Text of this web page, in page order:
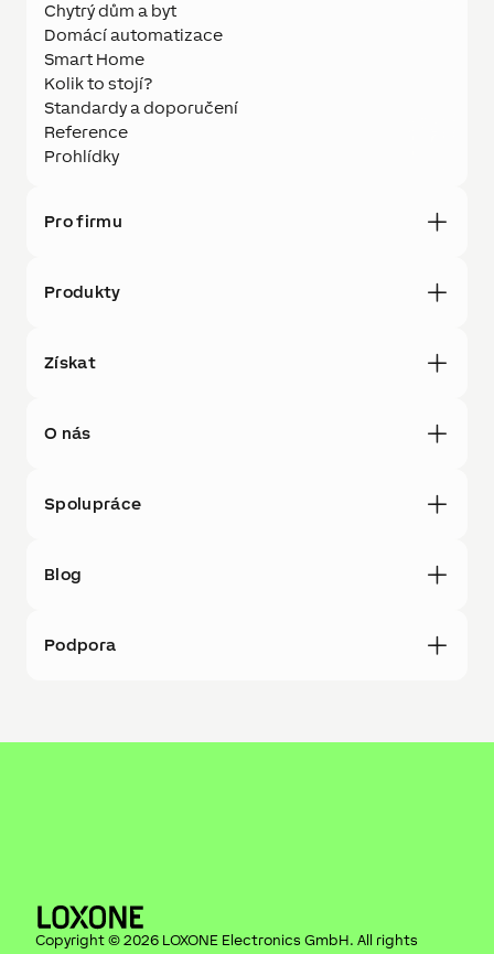
Chytrý dům a byt
Domácí automatizace
Smart Home
Kolik to stojí?
Standardy a doporučení
Reference
Prohlídky
Pro firmu
Produkty
Získat
O nás
Spolupráce
Blog
Podpora
Copyright © 2026 LOXONE Electronics GmbH. All rights